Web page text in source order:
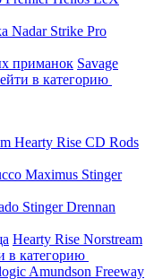
Nadar Strike Pro
приманок Savage
в категорию
Hearty Rise CD Rods
Maximus Stinger
StingerDrennan
Hearty Rise Norstream
в категорию
Amundson Freeway